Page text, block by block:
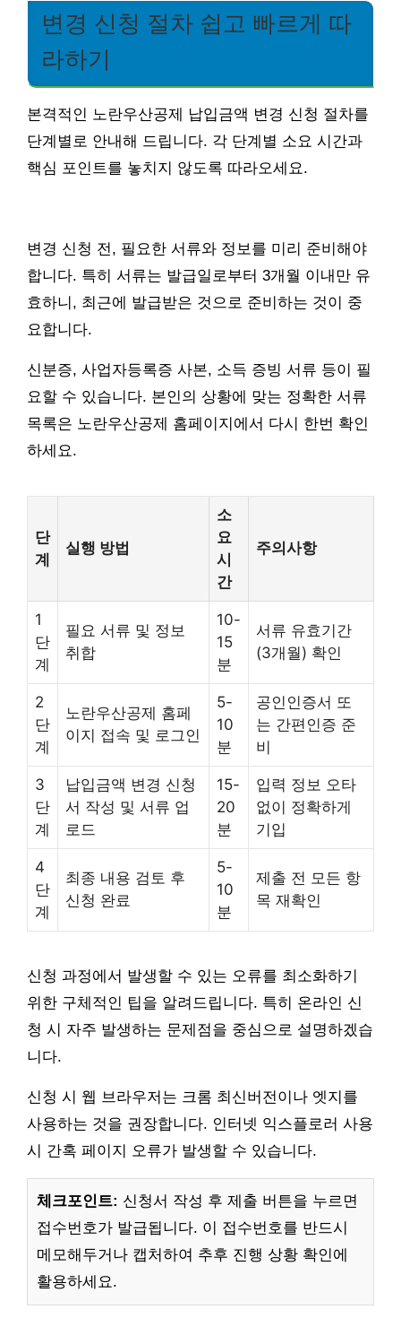
변경 신청 절차 쉽고 빠르게 따
라하기
본격적인 노란우산공제 납입금액 변경 신청 절차를
단계별로 안내해 드립니다. 각 단계별 소요 시간과
핵심 포인트를 놓치지 않도록 따라오세요.
변경 신청 전, 필요한 서류와 정보를 미리 준비해야
합니다. 특히 서류는 발급일로부터 3개월 이내만 유
효하니, 최근에 발급받은 것으로 준비하는 것이 중
요합니다.
신분증, 사업자등록증 사본, 소득 증빙 서류 등이 필
요할 수 있습니다. 본인의 상황에 맞는 정확한 서류
목록은 노란우산공제 홈페이지에서 다시 한번 확인
하세요.
단
계
실행 방법
소
요
시
간
주의사항
1
단
계
필요 서류 및 정보
취합
10-
15
분
서류 유효기간
(3개월) 확인
2
단
계
노란우산공제 홈페
이지 접속 및 로그인
5-
10
분
공인인증서 또
는 간편인증 준
비
3
단
계
납입금액 변경 신청
서 작성 및 서류 업
로드
15-
20
분
입력 정보 오타
없이 정확하게
기입
4
단
계
최종 내용 검토 후
신청 완료
5-
10
분
제출 전 모든 항
목 재확인
신청 과정에서 발생할 수 있는 오류를 최소화하기
위한 구체적인 팁을 알려드립니다. 특히 온라인 신
청 시 자주 발생하는 문제점을 중심으로 설명하겠습
니다.
신청 시 웹 브라우저는 크롬 최신버전이나 엣지를
사용하는 것을 권장합니다. 인터넷 익스플로러 사용
시 간혹 페이지 오류가 발생할 수 있습니다.
체크포인트: 신청서 작성 후 제출 버튼을 누르면
접수번호가 발급됩니다. 이 접수번호를 반드시
메모해두거나 캡처하여 추후 진행 상황 확인에
활용하세요.